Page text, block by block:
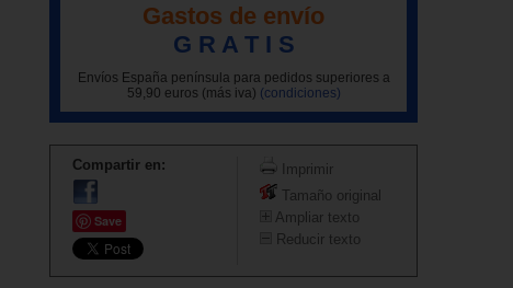
Gastos de envío
G R A T I S
Envíos España península para pedidos superiores a
59,90 euros (más iva) (condiciones)
Compartir en:
Save
Imprimir
Tamaño original
Ampliar texto
Reducir texto